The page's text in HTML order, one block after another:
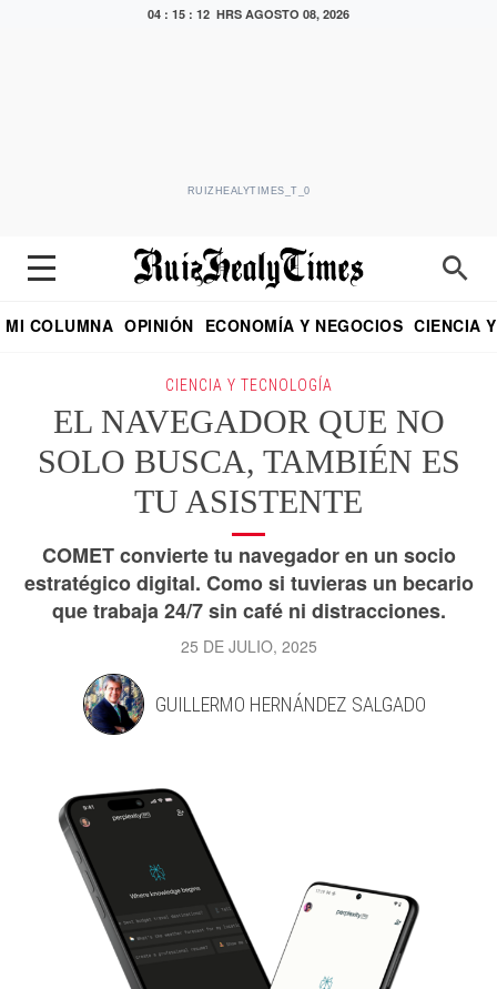
04 : 15 : 13 HRS AGOSTO 08, 2026
RUIZHEALYTIMES_T_0
MI COLUMNA OPINIÓN ECONOMÍA Y NEGOCIOS CIENCIA
CIENCIA Y TECNOLOGÍA
EL NAVEGADOR QUE NO
SOLO BUSCA, TAMBIÉN ES
TU ASISTENTE
COMET convierte tu navegador en un socio
estratégico digital. Como si tuvieras un becario
que trabaja 24/7 sin café ni distracciones.
25 DE JULIO, 2025
GUILLERMO HERNÁNDEZ SALGADO